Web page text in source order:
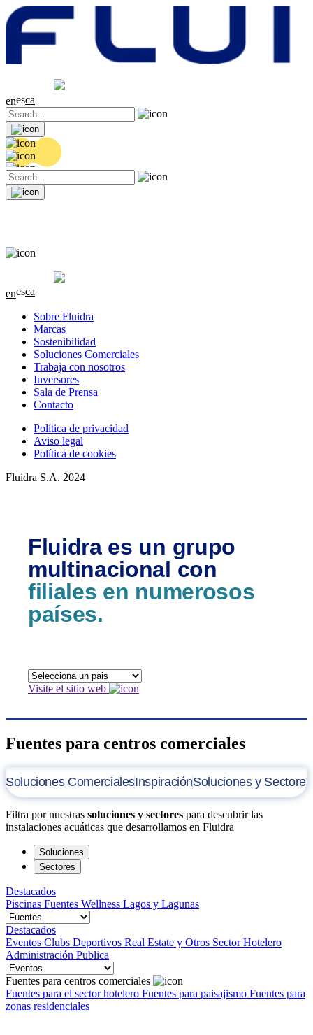
0.04 (+0.2%)
enesca
0.04 (+0.2%)
enesca
Sobre Fluidra
Marcas
Sostenibilidad
Soluciones Comerciales
Trabaja con nosotros
Inversores
Sala de Prensa
Contacto
Política de privacidad
Aviso legal
Política de cookies
Fluidra S.A. 2024
Fluidra es un grupo
multinacional con
filiales en numerosos
países.
Visite el sitio web
Fuentes para centros comerciales
Soluciones ComercialesInspiraciónSoluciones y Sectores
Filtra por nuestras soluciones y sectores para descubrir las
instalaciones acuáticas que desarrollamos en Fluidra
Soluciones
Sectores
Destacados
Piscinas Fuentes Wellness Lagos y Lagunas
Destacados
Eventos Clubs Deportivos Real Estate y Otros Sector Hotelero
Administración Publica
Fuentes para centros comerciales
Fuentes para el sector hotelero Fuentes para paisajismo Fuentes para
zonas residenciales